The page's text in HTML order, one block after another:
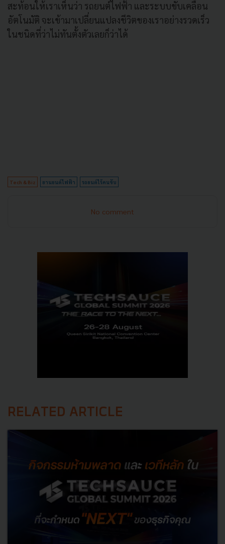
สะท้อนให้เราเห็นว่า รถยนต์ไฟฟ้า และระบบขับเคลื่อน
อัตโนมัติ จะเข้ามาเปลี่ยนแปลงชีวิตของเราอย่างรวดเร็ว
ในชนิดที่ว่าไม่ทันตั้งตัวเลยก็ว่าได้
Tech & Biz ยานยนต์ไฟฟ้า รถยนต์ไร้คนขับ
No comment
RELATED ARTICLE